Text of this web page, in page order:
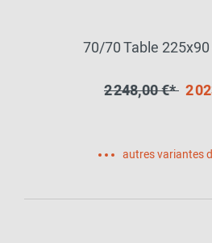
70/70 Table
2 248,00 €* 2
autres variantes